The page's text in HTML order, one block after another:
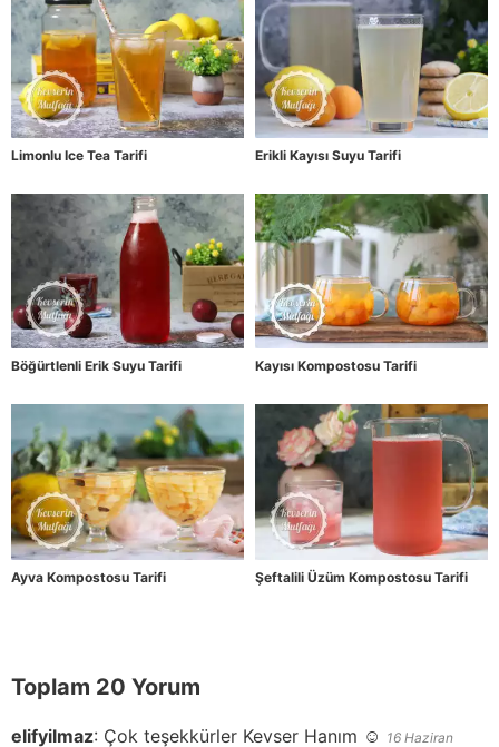
Limonlu Ice Tea Tarifi Erikli Kayısı Suyu Tarifi
Böğürtlenli Erik Suyu Tarifi Kayısı Kompostosu Tarifi
Ayva Kompostosu Tarifi Şeftalili Üzüm Kompostosu Tarifi
Toplam 20 Yorum
elifyilmaz: Çok teşekkürler Kevser Hanım ☺️ 16 Haziran